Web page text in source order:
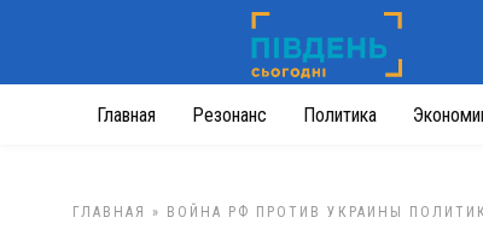
Главная Резонанс Политика
ГЛАВНАЯ » ВОЙНА РФ ПРОТИВ УКРАИНЫ